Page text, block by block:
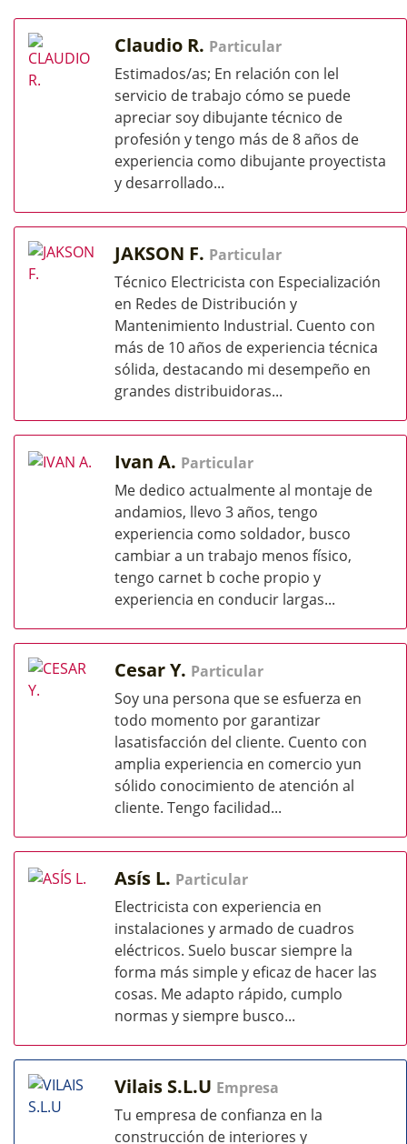
Claudio R. Particular
Estimados/as; En relación con lel
servicio de trabajo cómo se puede
apreciar soy dibujante técnico de
profesión y tengo más de 8 años de
experiencia como dibujante proyectista
y desarrollado...
JAKSON F. Particular
Técnico Electricista con Especialización
en Redes de Distribución y
Mantenimiento Industrial. Cuento con
más de 10 años de experiencia técnica
sólida, destacando mi desempeño en
grandes distribuidoras...
Ivan A. Particular
Me dedico actualmente al montaje de
andamios, llevo 3 años, tengo
experiencia como soldador, busco
cambiar a un trabajo menos físico,
tengo carnet b coche propio y
experiencia en conducir largas...
Cesar Y. Particular
Soy una persona que se esfuerza en
todo momento por garantizar
lasatisfacción del cliente. Cuento con
amplia experiencia en comercio yun
sólido conocimiento de atención al
cliente. Tengo facilidad...
Asís L. Particular
Electricista con experiencia en
instalaciones y armado de cuadros
eléctricos. Suelo buscar siempre la
forma más simple y eficaz de hacer las
cosas. Me adapto rápido, cumplo
normas y siempre busco...
Vilais S.L.U Empresa
Tu empresa de confianza en la
construcción de interiores y